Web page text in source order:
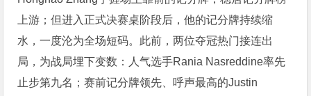
上游；但进入正式决赛桌阶段后，他的记分牌持续缩
水，一度沦为全场短码。此前，两位夺冠热门接连出
局，为战局埋下变数：人气选手Rania Nasreddine率先
止步第九名；赛前记分牌领先、呼声最高的Justin